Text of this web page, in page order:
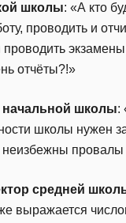
школы: «А кто
проводить и
отчёты?!»
начальной школы:
школы нужен
неизбежны провалы
средней
выражается